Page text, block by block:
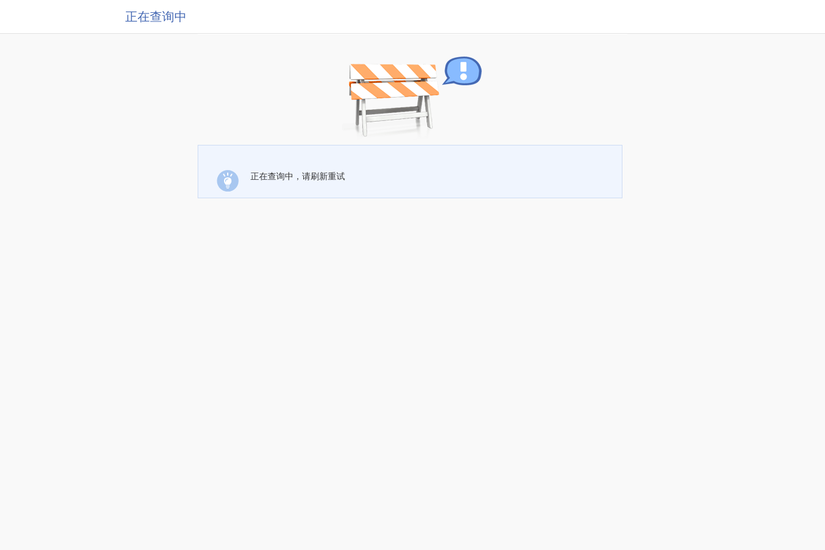
正在查询中
正在查询中，请刷新重试